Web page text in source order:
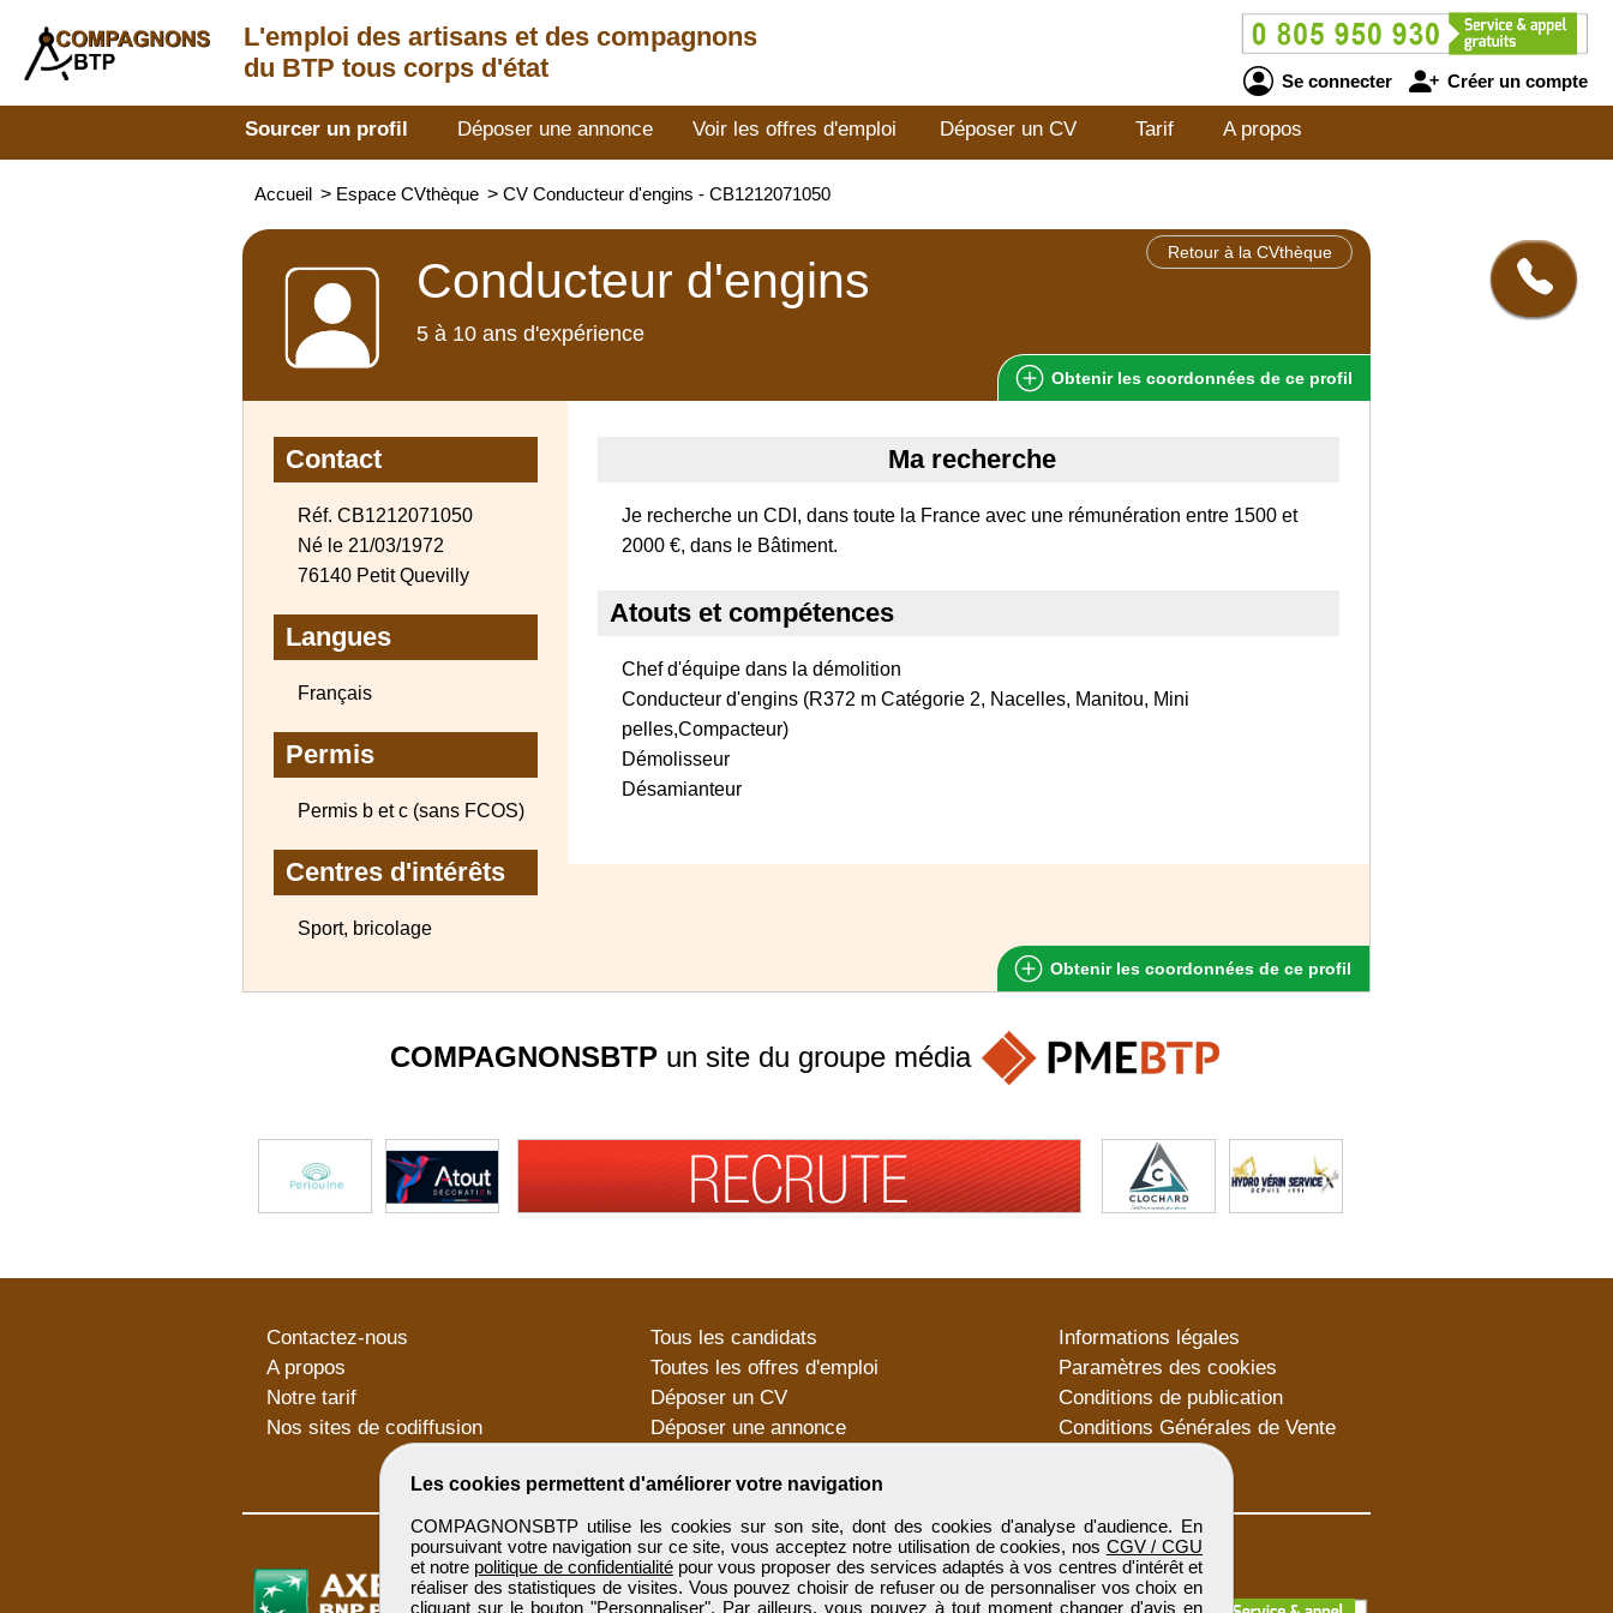
L'emploi des artisans et des compagnons
du BTP tous corps d'état
Se connecter Créer un compte
Sourcer un profil Déposer une annonce Voir les offres d'emploi Déposer un CV Tarif A propos
Accueil > Espace CVthèque > CV Conducteur d'engins - CB1212071050
Retour à la CVthèque
Conducteur d'engins
5 à 10 ans d'expérience
Obtenir les coordonnées de ce profil
Contact
Réf. CB1212071050
Né le 21/03/1972
76140 Petit Quevilly
Langues
Français
Permis
Permis b et c (sans FCOS)
Centres d'intérêts
Sport, bricolage
Ma recherche
Je recherche un CDI, dans toute la France avec une rémunération entre 1500 et
2000 €, dans le Bâtiment.
Atouts et compétences
Chef d'équipe dans la démolition
Conducteur d'engins (R372 m Catégorie 2, Nacelles, Manitou, Mini
pelles,Compacteur)
Démolisseur
Désamianteur
Obtenir les coordonnées de ce profil
Les cookies permettent d'améliorer votre navigation
COMPAGNONSBTP utilise les cookies sur son site, dont des cookies d'analyse d'audience. En
poursuivant votre navigation sur ce site, vous acceptez notre utilisation de cookies, nos CGV / CGU
et notre politique de confidentialitépour vous proposer des services adaptés à vos centres d'intérêt et
réaliser des statistiques de visites. Vous pouvez choisir de refuser ou de personnaliser vos choix en
cliquant sur le bouton "Personnaliser". Par ailleurs, vous pouvez à tout moment changer d'avis en
COMPAGNONSBTP un site du groupe média
Contactez-nous
A propos
Notre tarif
Nos sites de codiffusion
Tous les candidats
Toutes les offres d'emploi
Déposer un CV
Déposer une annonce
Informations légales
Paramètres des cookies
Conditions de publication
Conditions Générales de Vente